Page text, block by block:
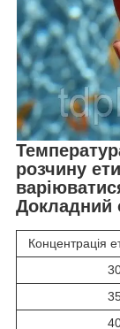
розчину
Докладний
Концентрація